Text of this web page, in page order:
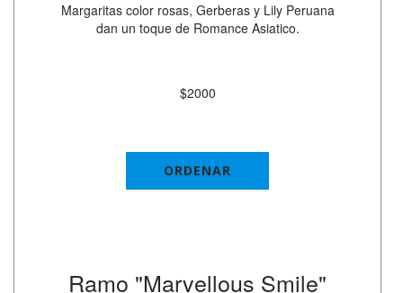
Margaritas color rosas, Gerberas y Lily Peruana
dan un toque de Romance Asiatico.
$2000
ORDENAR
Ramo "Marvellous Smile"